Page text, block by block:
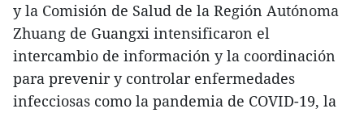
y la Comisión de Salud de la Región Autónoma
Zhuang de Guangxi intensificaron el
intercambio de información y la coordinación
para prevenir y controlar enfermedades
infecciosas como la pandemia de COVID-19, la